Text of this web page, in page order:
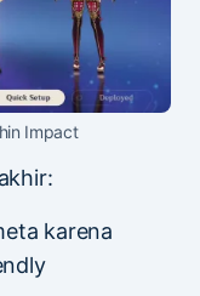
Impact
karena